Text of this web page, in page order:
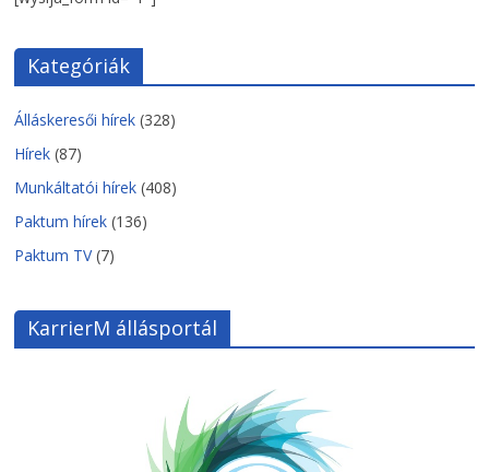
Kategóriák
Álláskeresői hírek (328)
Hírek (87)
Munkáltatói hírek (408)
Paktum hírek (136)
Paktum TV(7)
KarrierM állásportál